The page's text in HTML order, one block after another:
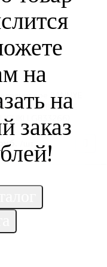
BANNYE
/30 (BANNYE
LGB33266)
на
на
заказ